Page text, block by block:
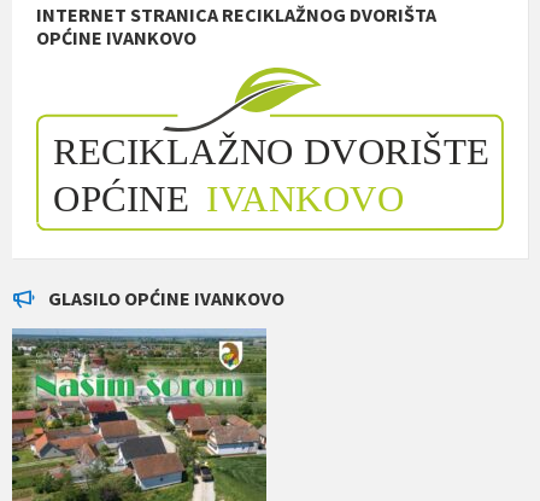
INTERNET STRANICA RECIKLAŽNOG DVORIŠTA
OPĆINE IVANKOVO
GLASILO OPĆINE IVANKOVO